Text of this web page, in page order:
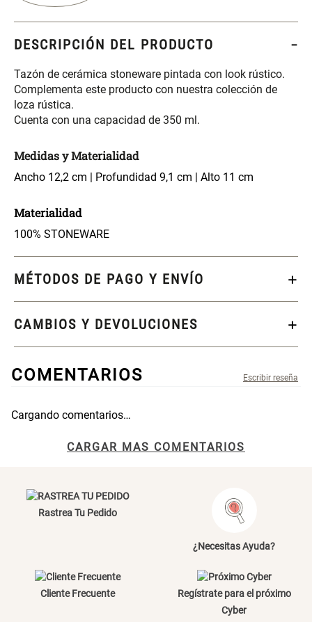
DESCRIPCIÓN DEL PRODUCTO
Tazón de cerámica stoneware pintada con look rústico.
Complementa este producto con nuestra colección de
loza rústica.
Cuenta con una capacidad de 350 ml.
Medidas y Materialidad
Ancho 12,2 cm | Profundidad 9,1 cm | Alto 11 cm
Materialidad
100% STONEWARE
MÉTODOS DE PAGO Y ENVÍO
CAMBIOS Y DEVOLUCIONES
COMENTARIOS
Título
Tu nombre
Cargando comentarios…
CARGAR MAS COMENTARIOS
Rastrea Tu Pedido
¿Necesitas Ayuda?
Cliente Frecuente
Regístrate para el próximo
Cyber
S/ 349.00S/ 261.00
Set Sábanas Algodón satín 240
S/ 169.00
Almohada Memory + Gel
S/ 124.00
S/ 69.90 S/ 169.00 S/ 135.20
Comoda Bambú con Puertas 80
x 33 x 80 cm
Plumón Pluma
S/ 269.00
Set 2 Almohadas Hollow
S/ 69.90S/ 55.90
Redondo Ø38 x 52 cm
S/ 39.90
Peldaños 71x41x106 cm